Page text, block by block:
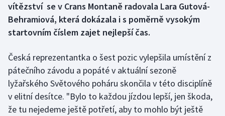
Florbal
Futsal
Golf
Gymnastika
Házená
vítězství se v Crans Montaně radovala Lara Gutová-
Behramiová, která dokázala i s poměrně vysokým
startovním číslem zajet nejlepší čas.
Česká reprezentantka o šest pozic vylepšila umístění z
pátečního závodu a popáté v aktuální sezoně
lyžařského Světového poháru skončila v této disciplíně
v elitní desítce. "Bylo to každou jízdou lepší, jen škoda,
že tu nejedeme ještě potřetí, aby to mohlo být ještě